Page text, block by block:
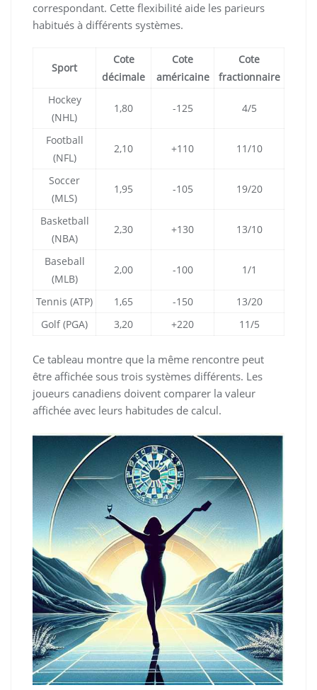
correspondant. Cette flexibilité aide les parieurs
habitués à différents systèmes.
Sport
Cote
décimale
Cote
américaine
Cote
fractionnaire
Hockey
(NHL)
1,80 -125 4/5
Football
(NFL)
2,10 +110 11/10
Soccer
(MLS)
1,95 -105 19/20
Basketball
(NBA)
2,30 +130 13/10
Baseball
(MLB)
2,00 -100 1/1
Tennis (ATP) 1,65 -150
13/20
Golf (PGA)
3,20 +220 11/5
Ce tableau montre que la même rencontre peut
être affichée sous trois systèmes différents. Les
joueurs canadiens doivent comparer la valeur
affichée avec leurs habitudes de calcul.